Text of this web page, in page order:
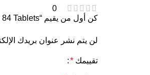
0
كن أول من يقيم “Vitabiotics Jointace Max Tablets Triple Pack Super Strength 84 Tablets”
لن يتم نشر عنوان بريدك
تقييمك *